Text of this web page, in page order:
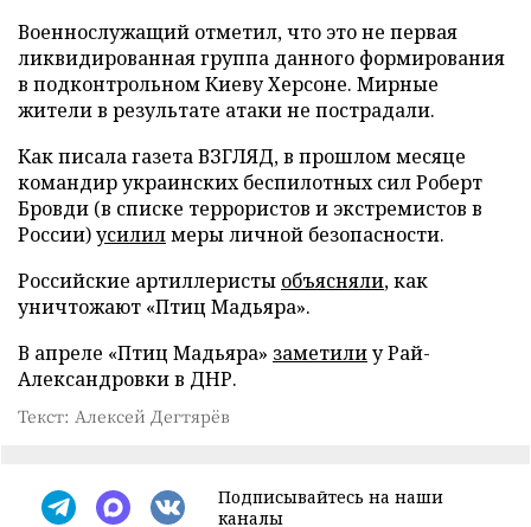
Военнослужащий отметил, что это не первая
ликвидированная группа данного формирования
в подконтрольном Киеву Херсоне. Мирные
жители в результате атаки не пострадали.
Как писала газета ВЗГЛЯД, в прошлом месяце
командир украинских беспилотных сил Роберт
Бровди (в списке террористов и экстремистов в
России)усилилмеры личной безопасности.
Российские артиллеристы объясняли, как
уничтожают «Птиц Мадьяра».
В апреле «Птиц Мадьяра» заметилиу Рай-
Александровки в ДНР.
Текст: Алексей Дегтярёв
Подписывайтесь на наши
каналы